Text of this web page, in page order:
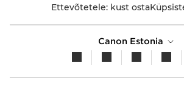
Ettevõtetele: kust osta
Canon Estonia